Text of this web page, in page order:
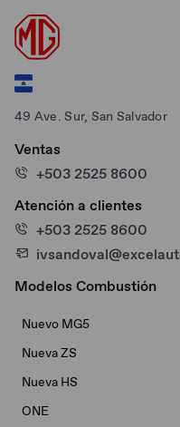
49 Ave. Sur, San Salvador
Ventas
+503 2525 8600
Atención a clientes
+503 2525 8600
Modelos Combustión
Nuevo MG5
Nueva ZS
Nueva HS
ONE